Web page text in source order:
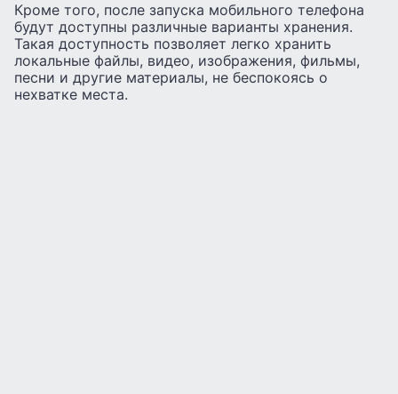
Кроме того, после запуска мобильного телефона
будут доступны различные варианты хранения.
Такая доступность позволяет легко хранить
локальные файлы, видео, изображения, фильмы,
песни и другие материалы, не беспокоясь о
нехватке места.